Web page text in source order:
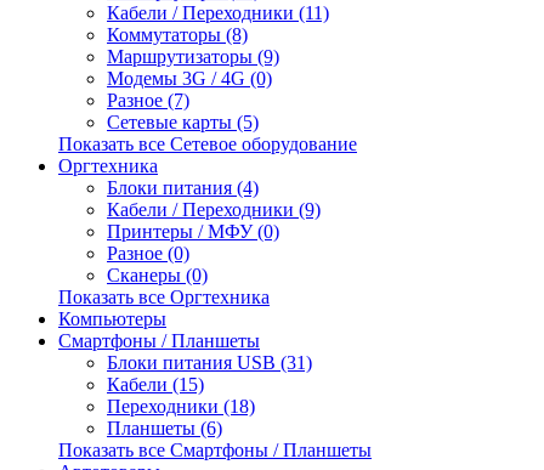
Кабели / Переходники (11)
Коммутаторы (8)
Маршрутизаторы (9)
Модемы 3G / 4G (0)
Разное (7)
Сетевые карты (5)
Показать все Сетевое оборудование
Оргтехника
Блоки питания (4)
Кабели / Переходники (9)
Принтеры / МФУ (0)
Разное (0)
Сканеры (0)
Показать все Оргтехника
Компьютеры
Смартфоны / Планшеты
Блоки питания USB (31)
Кабели (15)
Переходники (18)
Планшеты (6)
Показать все Смартфоны / Планшеты